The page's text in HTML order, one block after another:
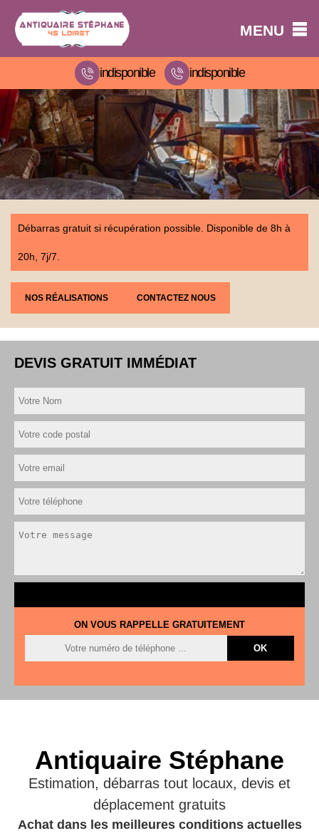
MENU
indisponible indisponible
Débarras gratuit si récupération possible. Disponible de 8h à
20h, 7j/7.
NOS RÉALISATIONS CONTACTEZ NOUS
DEVIS GRATUIT IMMÉDIAT
ON VOUS RAPPELLE GRATUITEMENT
Antiquaire Stéphane
Estimation, débarras tout locaux, devis et
déplacement gratuits
Achat dans les meilleures conditions actuelles